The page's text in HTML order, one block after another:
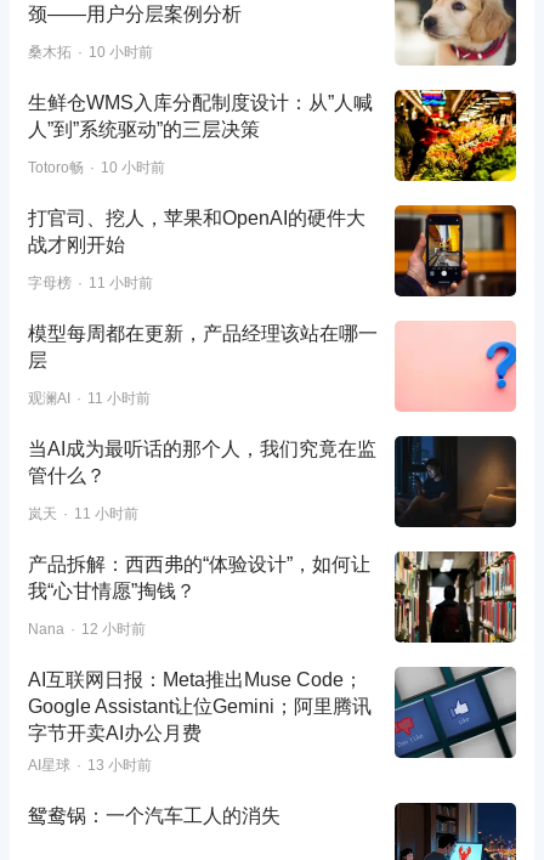
颈——用户分层案例分析
桑木拓 10 小时前
生鲜仓WMS入库分配制度设计：从”人喊
人”到”系统驱动”的三层决策
Totoro畅 10 小时前
打官司、挖人，苹果和OpenAI的硬件大
战才刚开始
字母榜 11 小时前
模型每周都在更新，产品经理该站在哪一
层
观澜AI 11 小时前
当AI成为最听话的那个人，我们究竟在监
管什么？
岚天 11 小时前
产品拆解：西西弗的“体验设计”，如何让
我“心甘情愿”掏钱？
Nana 12 小时前
AI互联网日报：Meta推出Muse Code；
Google Assistant让位Gemini；阿里腾讯
字节开卖AI办公月费
AI星球 13 小时前
鸳鸯锅：一个汽车工人的消失